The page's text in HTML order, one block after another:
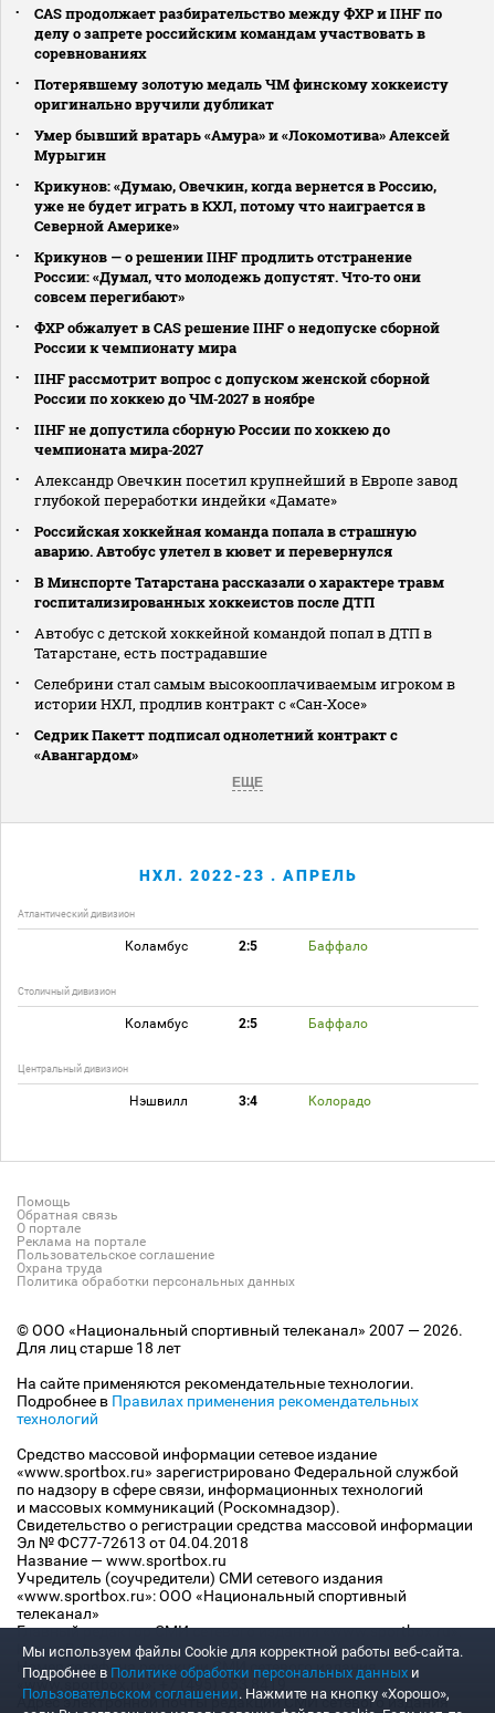
CAS продолжает разбирательство между ФХР и IIHF по
делу о запрете российским командам участвовать в
соревнованиях
Потерявшему золотую медаль ЧМ финскому хоккеисту
оригинально вручили дубликат
Умер бывший вратарь «Амура» и «Локомотива» Алексей
Мурыгин
Крикунов: «Думаю, Овечкин, когда вернется в Россию,
уже не будет играть в КХЛ, потому что наиграется в
Северной Америке»
Крикунов — о решении IIHF продлить отстранение
России: «Думал, что молодежь допустят. Что‑то они
совсем перегибают»
ФХР обжалует в CAS решение IIHF о недопуске сборной
России к чемпионату мира
IIHF рассмотрит вопрос с допуском женской сборной
России по хоккею до ЧМ‑2027 в ноябре
IIHF не допустила сборную России по хоккею до
чемпионата мира‑2027
Александр Овечкин посетил крупнейший в Европе завод
глубокой переработки индейки «Дамате»
Российская хоккейная команда попала в страшную
аварию. Автобус улетел в кювет и перевернулся
В Минспорте Татарстана рассказали о характере травм
госпитализированных хоккеистов после ДТП
Автобус с детской хоккейной командой попал в ДТП в
Татарстане, есть пострадавшие
Селебрини стал самым высокооплачиваемым игроком в
истории НХЛ, продлив контракт с «Сан‑Хосе»
Седрик Пакетт подписал однолетний контракт с
«Авангардом»
ЕЩЕ
НХЛ. 2022-23 . АПРЕЛЬ
Атлантический дивизион
Коламбус 2:5 Баффало
Столичный дивизион
Коламбус 2:5 Баффало
Центральный дивизион
Нэшвилл 3:4 Колорадо
Помощь
Обратная связь
О портале
Реклама на портале
Пользовательское соглашение
Охрана труда
Политика обработки персональных данных
© ООО «Национальный спортивный телеканал» 2007 — 2026.
Для лиц старше 18 лет
На сайте применяются рекомендательные технологии.
Подробнее в Правилах применения рекомендательных
технологий
Средство массовой информации сетевое издание
«www.sportbox.ru» зарегистрировано Федеральной службой
по надзору в сфере связи, информационных технологий
и массовых коммуникаций (Роскомнадзор).
Свидетельство о регистрации средства массовой информации
Эл № ФС77-72613 от 04.04.2018
Название — www.sportbox.ru
Учредитель (соучредители) СМИ сетевого издания
«www.sportbox.ru»: ООО «Национальный спортивный
телеканал»
Главный редактор СМИ сетевого издания «www.sportbox.ru»:
Конов В.А.
Номер телефона редакции СМИ сетевого издания
«www.sportbox.ru»: +7 (495) 653 8419
Адрес электронной почты редакции СМИ сетевого издания
Мы используем файлы Сookie для корректной работы веб-сайта.
Подробнее в Политике обработки персональных данных и
Пользовательском соглашении. Нажмите на кнопку «Хорошо»,